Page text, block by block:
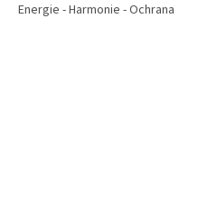
Energie - Harmonie - Ochrana